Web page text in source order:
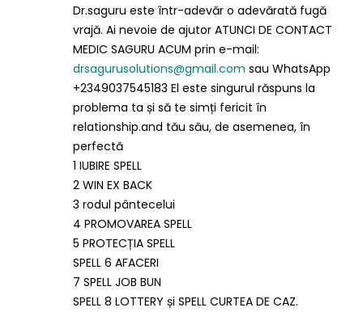
Dr.saguru este într-adevăr o adevărată fugă
vrajă. Ai nevoie de ajutor ATUNCI DE CONTACT
MEDIC SAGURU ACUM prin e-mail:
drsagurusolutions@gmail.com sau WhatsApp
+2349037545183 El este singurul răspuns la
problema ta și să te simți fericit în
relationship.and tău său, de asemenea, în
perfectă
1 IUBIRE SPELL
2 WIN EX BACK
3 rodul pântecelui
4 PROMOVAREA SPELL
5 PROTECȚIA SPELL
SPELL 6 AFACERI
7 SPELL JOB BUN
SPELL 8 LOTTERY și SPELL CURTEA DE CAZ.